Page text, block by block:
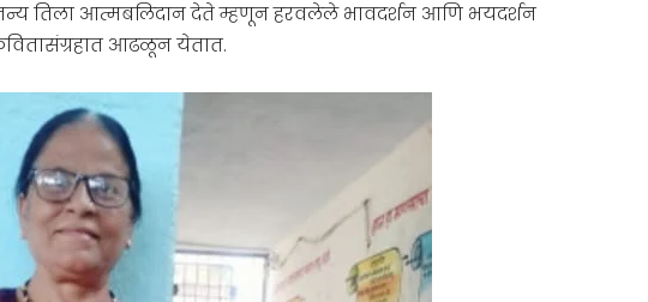
तिला आत्मबलिदान देते म्हणून हरवलेले भावदर्शन आणि भयदर्शन
आढळून येतात.